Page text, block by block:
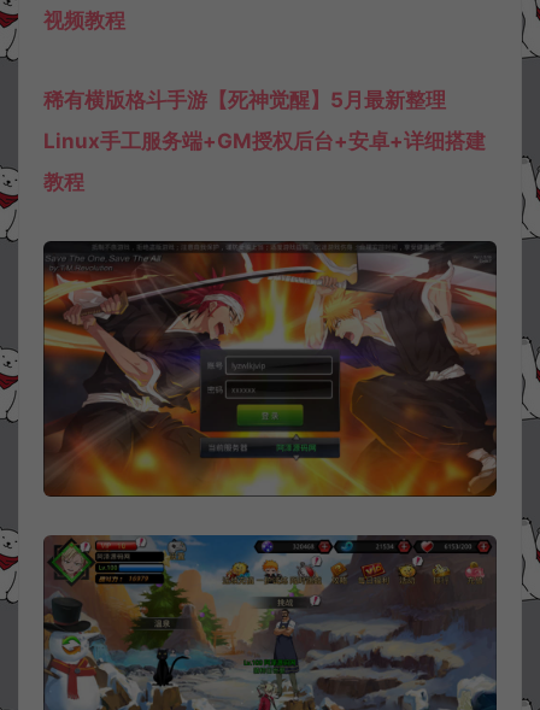
视频教程
稀有横版格斗手游【死神觉醒】5月最新整理
Linux手工服务端+GM授权后台+安卓+详细搭建
教程